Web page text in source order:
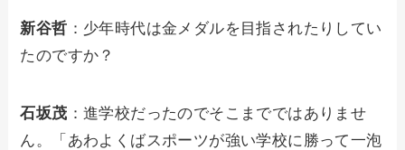
新谷哲 ：少年時代は金メダルを目指されたりしてい
たのですか？
石坂茂 ：進学校だったのでそこまでではありませ
ん。「あわよくばスポーツが強い学校に勝って一泡